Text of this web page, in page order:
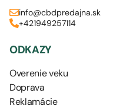
info@cbdpredajna.sk
+421949257114
ODKAZY
Overenie veku
Doprava
Reklamácie